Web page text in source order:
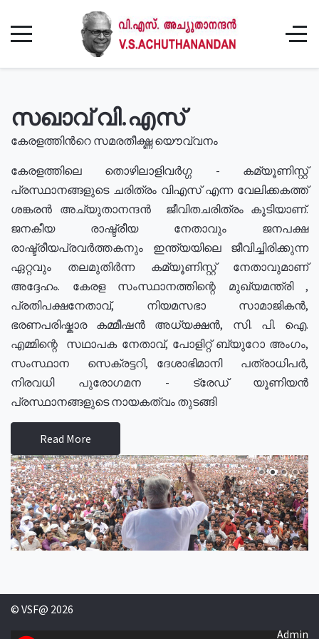
സഖാവ് വി.എസ്
കേരളത്തിൻറെ സമരതീക്ഷ്ണ യൌവ്വനം
കേരളത്തിലെ തൊഴിലാളിവർഗ്ഗ - കമ്യൂണിസ്റ്റ്
പ്രസ്ഥാനങ്ങളുടെ ചരിത്രം വിഎസ് എന്ന വേലിക്കകത്ത്
ശങ്കരൻ അച്യുതാനന്ദൻ ജീവിതചരിത്രം കൂടിയാണ്.
ജനകീയ രാഷ്ട്രീയ നേതാവും ജനപക്ഷ
രാഷ്ട്രീയപ്രവർത്തകനും ഇന്ത്യയിലെ ജീവിച്ചിരിക്കുന്ന
ഏറ്റവും തലമുതിർന്ന കമ്യൂണിസ്റ്റ് നേതാവുമാണ്
അദ്ദേഹം. കേരള സംസ്ഥാനത്തിന്റെ മുഖ്യമന്ത്രി ,
പ്രതിപക്ഷനേതാവ്, നിയമസഭാ സാമാജികൻ,
ഭരണപരിഷ്കാര കമ്മീഷൻ അധ്യക്ഷൻ, സി. പി. ഐ.
എമ്മിന്റെ സഥാപക നേതാവ്, പോളിറ്റ് ബ്യുറോ അംഗം,
സംസ്ഥാന സെക്രട്ടറി, ദേശാഭിമാനി പത്രാധിപർ,
നിരവധി പുരോഗമന - ട്രേഡ് യൂണിയൻ
പ്രസ്ഥാനങ്ങളുടെ നായകത്വം തുടങ്ങി
Read More
© VSF@ 2026
Admin